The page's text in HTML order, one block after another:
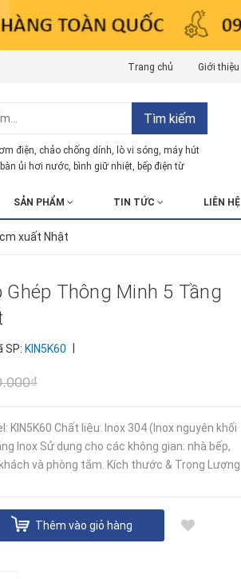
Trang chủ Giới thiệu
Tìm kiếm
điện, chảo chống dính, lò vi sóng, máy hút
bàn ủi hơi nước, bình giữ nhiệt, bếp điện từ
SẢN PHẨM TIN TỨC LIÊN HỆ
xuất Nhật
Ghép Thông Minh 5 Tầng
SP: KIN5K60
KIN5K60 Chất liệu: Inox 304 (Inox nguyên khối
Inox Sử dụng cho các không gian: nhà bếp,
và phòng tắm. Kích thước & Trọng Lượng
Thêm vào giỏ hàng